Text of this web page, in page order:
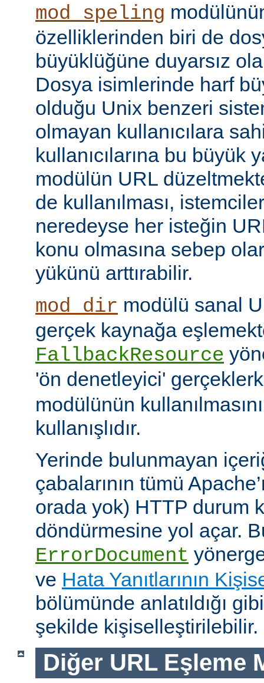
mod_speling
özelliklerinden biri de
büyüklüğüne duyarsız
Dosya isimlerinde harf
olduğu Unix benzeri
olmayan kullanıcılara
kullanıcılarına bu büyük
modülün URL
de kullanılması,
neredeyse her isteğin
konu olmasına sebep
yükünü arttırabilir.
mod_dir modülü sanal
gerçek kaynağa
FallbackResource
'ön denetleyici'
modülünün
kullanışlıdır.
Yerinde bulunmayan
çabalarının tümü
orada yok) HTTP durum
döndürmesine yol açar.
ErrorDocument
ve Hata Yanıtlarının
bölümünde anlatıldığı
şekilde kişiselleştirilebilir.
Diğer URL Eşleme